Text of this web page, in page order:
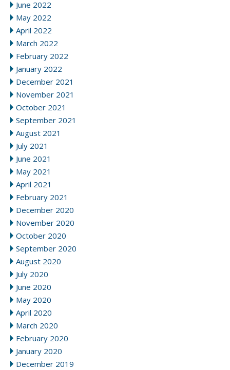
June 2022
May 2022
April 2022
March 2022
February 2022
January 2022
December 2021
November 2021
October 2021
September 2021
August 2021
July 2021
June 2021
May 2021
April 2021
February 2021
December 2020
November 2020
October 2020
September 2020
August 2020
July 2020
June 2020
May 2020
April 2020
March 2020
February 2020
January 2020
December 2019